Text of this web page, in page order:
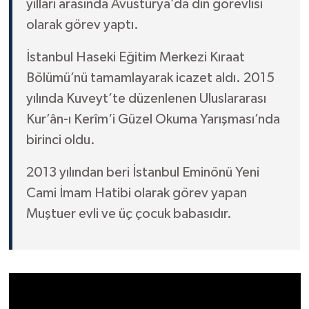
yılları arasında Avusturya’da din görevlisi
olarak görev yaptı.
İstanbul Haseki Eğitim Merkezi Kıraat
Bölümü’nü tamamlayarak icazet aldı. 2015
yılında Kuveyt’te düzenlenen Uluslararası
Kur’ân-ı Kerîm‘i Güzel Okuma Yarışması’nda
birinci oldu.
2013 yılından beri İstanbul Eminönü Yeni
Cami İmam Hatibi olarak görev yapan
Muştuer evli ve üç çocuk babasıdır.
Niğde Müftülüğü
Ordu Müftülüğü
Osmaniye Müftülüğü
Rize Müftülüğü
Sakarya Müftülüğü
Samsun Müftülüğü